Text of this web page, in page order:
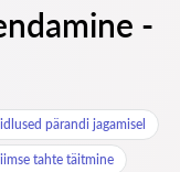
-
pärandi jagamisel
tahte täitmine